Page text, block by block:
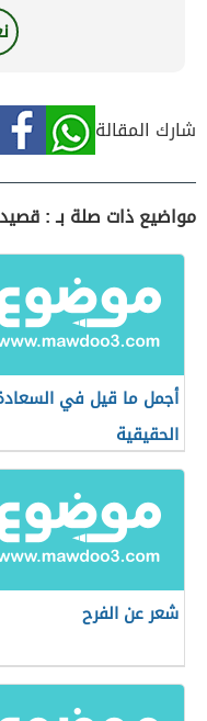
شارك المقالة
مواضيع ذات صلة بـ :
أجمل ما قيل في
الحقيقية
شعر عن الفرح